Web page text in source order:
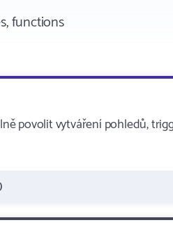
functions
povolit vytváření pohledů,